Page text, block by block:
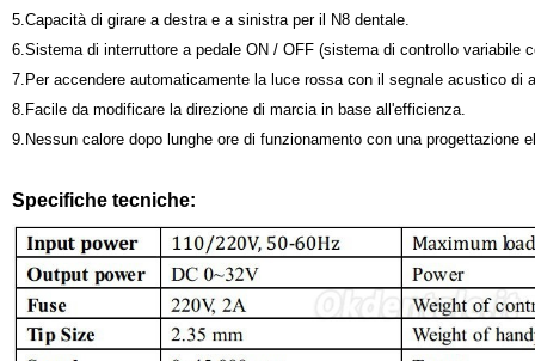
5.Capacità di girare a destra e a sinistra per il N8 dentale.
6.Sistema di interruttore a pedale ON / OFF (sistema di controllo variabile
7.Per accendere automaticamente la luce rossa con il segnale acustico di
8.Facile da modificare la direzione di marcia in base all'efficienza.
9.Nessun calore dopo lunghe ore di funzionamento con una progettazione
Specifiche tecniche: